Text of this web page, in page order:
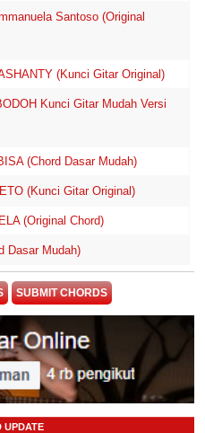
Santoso (Original
(Kunci Gitar Original)
Kunci Gitar Mudah Versi
(Chord Dasar Mudah)
(Kunci Gitar Original)
(Original Chord)
Dasar Mudah)
SUBMIT CHORDS
UPDATE